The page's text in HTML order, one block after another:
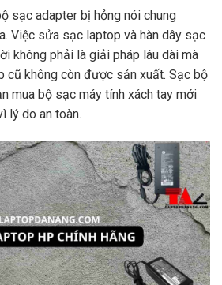
sạc adapter bị hỏng nói chung
Việc sửa sạc laptop và hàn dây sạc
không phải là giải pháp lâu dài mà
cũ không còn được sản xuất. Sạc bộ
mua bộ sạc máy tính xách tay mới
lý do an toàn.